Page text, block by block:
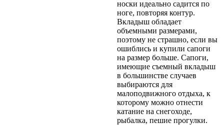
носки идеально садится по
ноге, повторяя контур.
Вкладыш обладает
объемными размерами,
поэтому не страшно, если вы
ошиблись и купили сапоги
на размер больше. Сапоги,
имеющие съемный вкладыш
в большинстве случаев
выбираются для
малоподвижного отдыха, к
которому можно отнести
катание на снегоходе,
рыбалка, пешие прогулки.